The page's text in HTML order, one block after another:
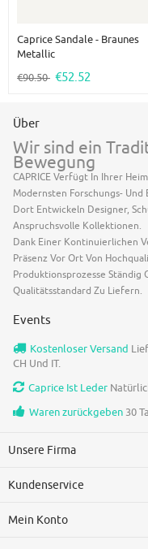
Caprice Sandale - Braunes
Metallic
€90.50 €52.52
Über
Wir sind ein
Bewegung
CAPRICE Verfügt In Ihrer
Modernsten Forschungs-
Dort Entwickeln Designer,
Anspruchsvolle Kollektionen.
Dank Einer Kontinuierlichen
Präsenz Vor Ort Von
Produktionsprozesse Ständig
Qualitätsstandard Zu Liefern.
Events
Kostenloser Versand
CH Und IT.
Caprice Ist Leder
Waren zurückgeben 30
Unsere Firma
Kundenservice
Mein Konto